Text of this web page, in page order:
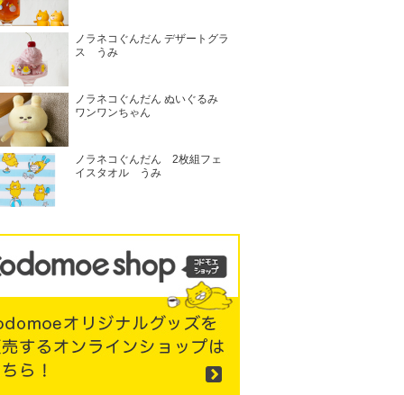
ノラネコぐんだん デザートグラ
ス うみ
ノラネコぐんだん ぬいぐるみ
ワンワンちゃん
ノラネコぐんだん 2枚組フェ
イスタオル うみ